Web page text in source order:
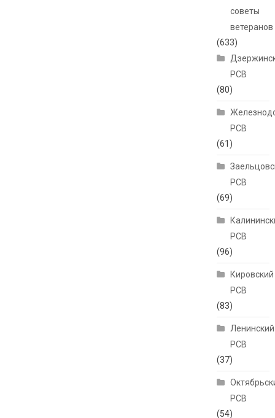
советы
ветеранов
(633)
РСВ
(80)
РСВ
(61)
РСВ
(69)
РСВ
(96)
Кировский
РСВ
(83)
Ленинский
РСВ
(37)
РСВ
(54)